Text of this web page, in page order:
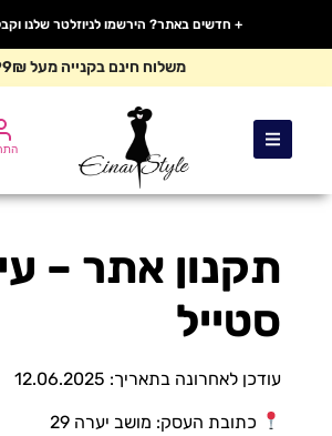
+ חדשים באתר? הירשמו לניוזלטר שלנו וקבלו 10%
משלוח חינם בקנייה מעל 299₪
תקנון אתר –
סטייל
עודכן לאחרונה בתאריך: 12.06.2025
כתובת העסק: מושב יערה 29